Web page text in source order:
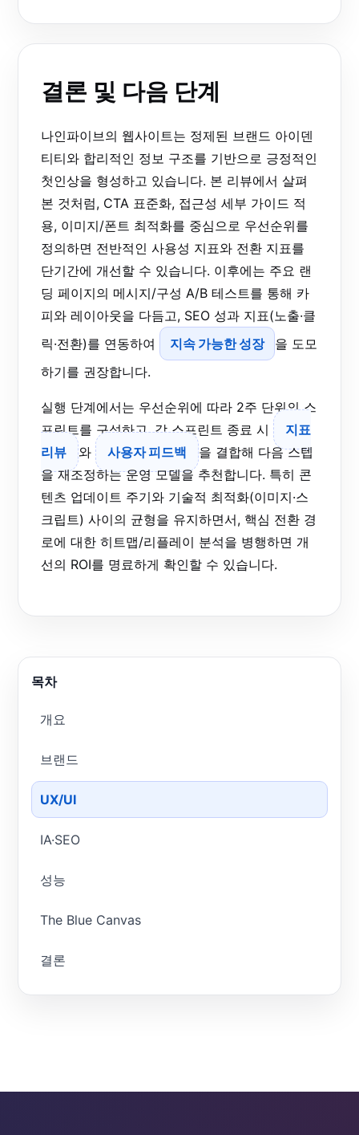
결론 및 다음 단계
나인파이브의 웹사이트는 정제된 브랜드 아이덴
티티와 합리적인 정보 구조를 기반으로 긍정적인
첫인상을 형성하고 있습니다. 본 리뷰에서 살펴
본 것처럼, CTA 표준화, 접근성 세부 가이드 적
용, 이미지/폰트 최적화를 중심으로 우선순위를
정의하면 전반적인 사용성 지표와 전환 지표를
단기간에 개선할 수 있습니다. 이후에는 주요 랜
딩 페이지의 메시지/구성 A/B 테스트를 통해 카
피와 레이아웃을 다듬고, SEO 성과 지표(노출·클
릭·전환)를 연동하여
지속 가능한 성장
을 도모
하기를 권장합니다.
실행 단계에서는 우선순위에 따라 2주 단위의 스
프린트를 구성하고, 각 스프린트 종료 시
지표
리뷰
와 사용자 피드백
을 결합해 다음 스텝
을 재조정하는 운영 모델을 추천합니다. 특히 콘
텐츠 업데이트 주기와 기술적 최적화(이미지·스
크립트) 사이의 균형을 유지하면서, 핵심 전환 경
로에 대한 히트맵/리플레이 분석을 병행하면 개
선의 ROI를 명료하게 확인할 수 있습니다.
목차
개요
브랜드
UX/UI
IA·SEO
성능
The Blue Canvas
결론